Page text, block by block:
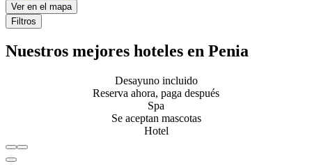
Ver en el mapa
Filtros
Nuestros mejores hoteles en Penia
Desayuno incluido
Reserva ahora, paga después
Spa
Se aceptan mascotas
Hotel